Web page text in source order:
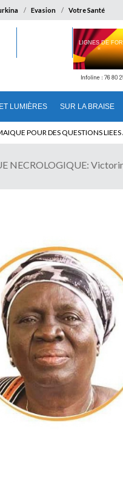
Evasion Votre Santé
LUMIÈRES SUR LA BRAISE
LIGNES DE
TETE DU SENAT BENINOIS :
NECROLOGIQUE: